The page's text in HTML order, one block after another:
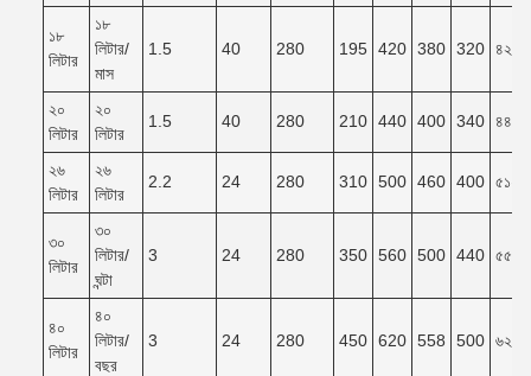
১৮
লিটার
১৮
লিটার/
মাস
1.5 40 280 195 420 380 320
২০
লিটার
২০
লিটার
1.5 40 280 210 440 400 340
২৬
লিটার
২৬
লিটার
2.2 24 280 310 500 460 400
৩০
লিটার
৩০
লিটার/
ঘন্টা
3 24 280 350 560 500 440
৪০
লিটার
৪০
লিটার/
বছর
3 24 280 450 620 558 500